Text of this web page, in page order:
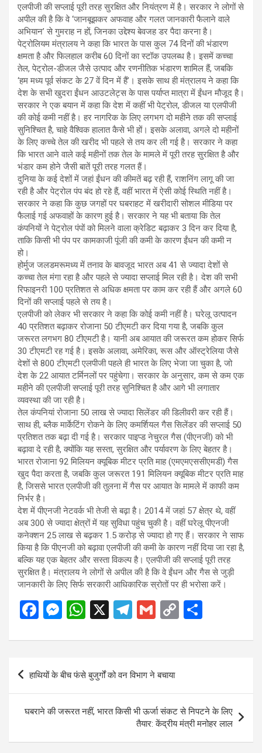
एलपीजी की सप्लाई पूरी तरह सुरक्षित और नियंत्रण में है। सरकार ने लोगों से
अपील की है कि वे ‘जानबूझकर अफवाह और गलत जानकारी फैलाने वाले
अभियान’ से गुमराह न हों, जिनका उद्देश्य बेवजह डर पैदा करना है।
पेट्रोलियम मंत्रालय ने कहा कि भारत के पास कुल 74 दिनों की भंडारण
क्षमता है और फिलहाल करीब 60 दिनों का स्टॉक उपलब्ध है। इसमें कच्चा
तेल, पेट्रोल-डीजल जैसे उत्पाद और रणनीतिक भंडारण शामिल हैं, जबकि
‘हम मध्य पूर्व संकट के 27 वें दिन में हैं’। इसके साथ ही मंत्रालय ने कहा कि
देश के सभी खुदरा ईंधन आउटलेट्स के पास पर्याप्त मात्रा में ईंधन मौजूद है।
सरकार ने एक बयान में कहा कि देश में कहीं भी पेट्रोल, डीजल या एलपीजी
की कोई कमी नहीं है। हर नागरिक के लिए लगभग दो महीने तक की सप्लाई
सुनिश्चित है, चाहे वैश्विक हालात कैसे भी हों। इसके अलावा, अगले दो महीनों
के लिए कच्चे तेल की खरीद भी पहले से तय कर ली गई है। सरकार ने कहा
कि भारत आने वाले कई महीनों तक तेल के मामले में पूरी तरह सुरक्षित है और
भंडार कम होने जैसी बातें पूरी तरह गलत हैं।
दुनिया के कई देशों में जहां ईंधन की कीमतें बढ़ रही हैं, राशनिंग लागू की जा
रही है और पेट्रोल पंप बंद हो रहे हैं, वहीं भारत में ऐसी कोई स्थिति नहीं है।
सरकार ने कहा कि कुछ जगहों पर घबराहट में खरीदारी सोशल मीडिया पर
फैलाई गई अफवाहों के कारण हुई है। सरकार ने यह भी बताया कि तेल
कंपनियों ने पेट्रोल पंपों को मिलने वाला क्रेडिट बढ़ाकर 3 दिन कर दिया है,
ताकि किसी भी पंप पर कामकाजी पूंजी की कमी के कारण ईंधन की कमी न
हो।
होर्मुज जलडमरूमध्य में तनाव के बावजूद भारत अब 41 से ज्यादा देशों से
कच्चा तेल मंगा रहा है और पहले से ज्यादा सप्लाई मिल रही है। देश की सभी
रिफाइनरी 100 प्रतिशत से अधिक क्षमता पर काम कर रही हैं और अगले 60
दिनों की सप्लाई पहले से तय है।
एलपीजी को लेकर भी सरकार ने कहा कि कोई कमी नहीं है। घरेलू उत्पादन
40 प्रतिशत बढ़ाकर रोजाना 50 टीएमटी कर दिया गया है, जबकि कुल
जरूरत लगभग 80 टीएमटी है। यानी अब आयात की जरूरत कम होकर सिर्फ
30 टीएमटी रह गई है। इसके अलावा, अमेरिका, रूस और ऑस्ट्रेलिया जैसे
देशों से 800 टीएमटी एलपीजी पहले ही भारत के लिए भेजा जा चुका है, जो
देश के 22 आयात टर्मिनलों पर पहुंचेगा। सरकार के अनुसार, कम से कम एक
महीने की एलपीजी सप्लाई पूरी तरह सुनिश्चित है और आगे भी लगातार
व्यवस्था की जा रही है।
तेल कंपनियां रोजाना 50 लाख से ज्यादा सिलेंडर की डिलीवरी कर रही हैं।
साथ ही, ब्लैक मार्केटिंग रोकने के लिए कमर्शियल गैस सिलेंडर की सप्लाई 50
प्रतिशत तक बढ़ा दी गई है। सरकार पाइप्ड नेचुरल गैस (पीएनजी) को भी
बढ़ावा दे रही है, क्योंकि यह सस्ता, सुरक्षित और पर्यावरण के लिए बेहतर है।
भारत रोजाना 92 मिलियन क्यूबिक मीटर प्रति माह (एमएमएससीएमडी) गैस
खुद पैदा करता है, जबकि कुल जरूरत 191 मिलियन क्यूबिक मीटर प्रति माह
है, जिससे भारत एलपीजी की तुलना में गैस पर आयात के मामले में काफी कम
निर्भर है।
देश में पीएनजी नेटवर्क भी तेजी से बढ़ा है। 2014 में जहां 57 क्षेत्र थे, वहीं
अब 300 से ज्यादा क्षेत्रों में यह सुविधा पहुंच चुकी है। वहीं घरेलू पीएनजी
कनेक्शन 25 लाख से बढ़कर 1.5 करोड़ से ज्यादा हो गए हैं। सरकार ने साफ
किया है कि पीएनजी को बढ़ावा एलपीजी की कमी के कारण नहीं दिया जा रहा है,
बल्कि यह एक बेहतर और सस्ता विकल्प है। एलपीजी की सप्लाई पूरी तरह
सुरक्षित है। मंत्रालय ने लोगों से अपील की है कि वे ईंधन और गैस से जुड़ी
जानकारी के लिए सिर्फ सरकारी आधिकारिक स्रोतों पर ही भरोसा करें।
F
ce
b
o
o
k
M
se
n
g
er
W
at
A
p
p
X
T
e
gr
a
m
G
ail
C
py
k
ar
Post
हाथियों के बीच फंसे बुजुर्गों को वन विभाग ने बचाया
घबराने की जरूरत नहीं, भारत किसी भी ऊर्जा संकट से निपटने के लिए
तैयार: केंद्रीय मंत्री मनोहर लाल